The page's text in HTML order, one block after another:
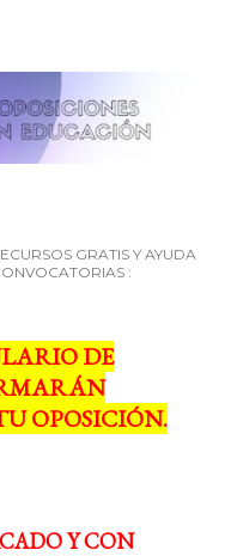
GRATIS Y AYUDA
:
DE
OPOSICIÓN.
Y CON